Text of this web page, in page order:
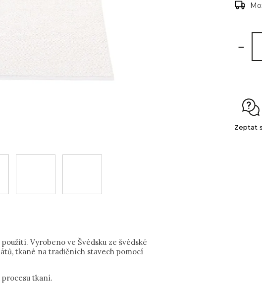
Zeptat
Vyrobeno ve Švédsku ze švédské
tkané na tradičních stavech pomocí
procesu tkaní.